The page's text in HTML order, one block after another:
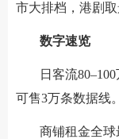
市大排档，港剧取
数字速览
日客流
可售3万条数据线。
商铺租金全